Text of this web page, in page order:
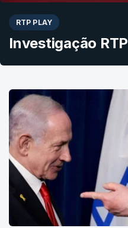
RTP PLAY
Investigação RTP